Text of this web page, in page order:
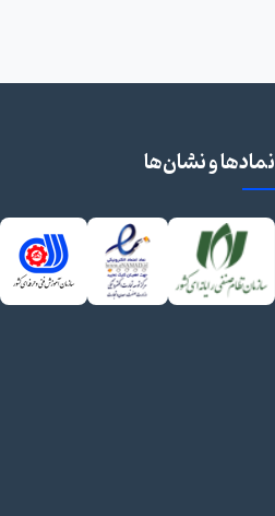
نمادها و نشان‌ها